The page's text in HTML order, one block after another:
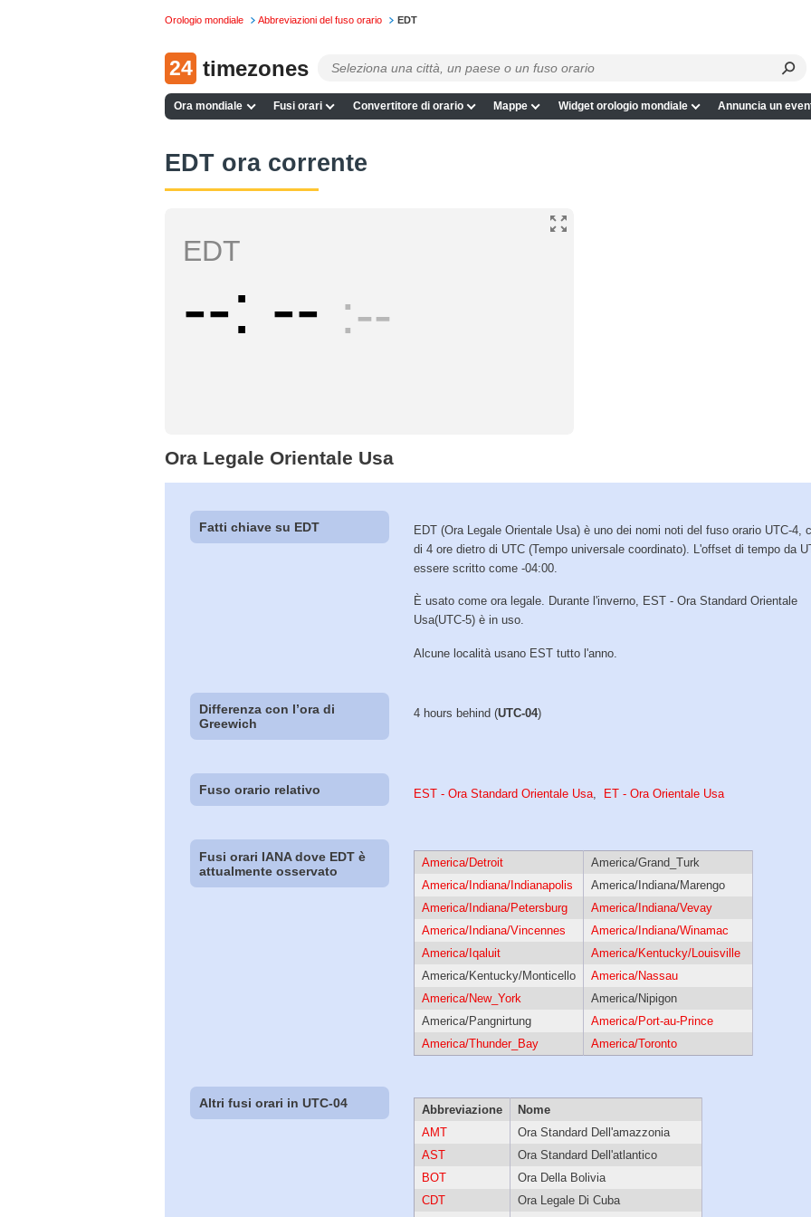
Orologio mondiale Abbreviazioni del fuso orario EDT
24 timezones
Ora mondiale Fusi orari Convertitore di orario Mappe Widget orologio mondiale Annuncia un
EDT ora corrente
EDT
-- -- --
Ora Legale Orientale Usa
Fatti chiave su EDT
EDT (Ora Legale Orientale Usa) è uno dei nomi noti del fuso orario UTC-4,
di 4 ore dietro di UTC (Tempo universale coordinato). L'offset di tempo da
essere scritto come -04:00.
È usato come ora legale. Durante l'inverno, EST - Ora Standard Orientale
Usa(UTC-5) è in uso.
Alcune località usano EST tutto l'anno.
Differenza con l’ora di
Greewich
4 hours behind (UTC-04)
Fuso orario relativo EST - Ora Standard Orientale Usa ET - Ora Orientale Usa
Fusi orari IANA dove EDT è
attualmente osservato
America/Detroit
America/Grand_Turk
America/Indiana/Indianapolis
America/Indiana/Marengo
America/Indiana/Petersburg
America/Indiana/Vevay
America/Indiana/Vincennes
America/Indiana/Winamac
America/Iqaluit
America/Kentucky/Louisville
America/Kentucky/Monticello
America/Nassau
America/New_York
America/Nipigon
America/Pangnirtung
America/Port-au-Prince
America/Thunder_Bay
America/Toronto
Altri fusi orari in UTC-04 Abbreviazione
Nome
AMT
Ora Standard Dell'amazzonia
AST
Ora Standard Dell'atlantico
BOT
Ora Della Bolivia
CDT
Ora Legale Di Cuba